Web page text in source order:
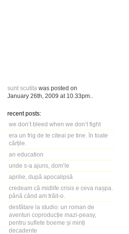
sunt scutita was posted on
January 26th, 2009 at 10.33pm
recent posts:
we don’t bleed when we don’t fight
era un frig de te citeai pe tine. în toate
cărțile.
an education
unde s-a ajuns, dom’le
aprilie, după apocalipsă
credeam că midlife crisis e ceva nașpa.
până când am trăit-o.
desfătare la studio: un roman de
aventuri coproducție mazi-peasy,
pentru suflete boeme și minți
decadente